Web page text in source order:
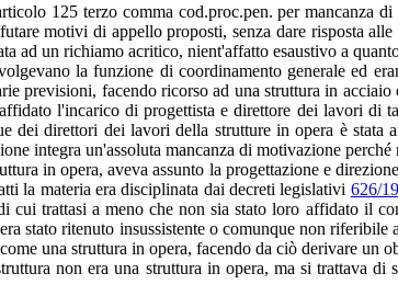
125 terzo comma cod.proc.pen. per mancanza di
motivi di appello proposti, senza dare risposta alle
ad un richiamo acritico, nient'affatto esaustivo a
la funzione di coordinamento generale ed
previsioni, facendo ricorso ad una struttura in acciaio
l'incarico di progettista e direttore dei lavori di
dei direttori dei lavori della strutture in opera è stata
integra un'assoluta mancanza di motivazione
in opera, aveva assunto la progettazione e
la materia era disciplinata dai decreti legislativi 626/
trattasi a meno che non sia stato loro affidato il
stato ritenuto insussistente o comunque non
una struttura in opera, facendo da ciò derivare un
non era una struttura in opera, ma si trattava di